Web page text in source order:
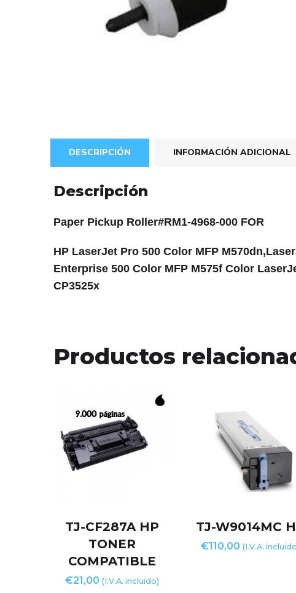
DESCRIPCIÓN INFORMACIÓN ADICIONAL
Descripción
Paper Pickup Roller#RM1-4968-000 FOR
HP LaserJet Pro 500 Color MFP
Enterprise 500 Color MFP M575f Color
CP3525x
Productos
TJ-CF287A HP
TONER
COMPATIBLE
€21,00 (I.V.A. incluido)
TJ-W9014MC
€110,00 (I.V.A.